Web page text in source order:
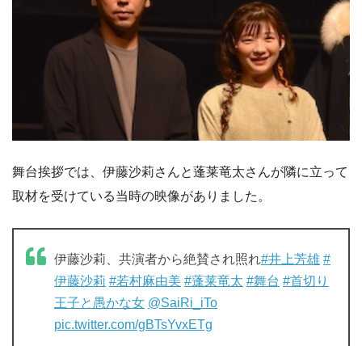
舞台挨拶では、伊藤沙莉さんと蓬莱竜太さんが隣に立って
取材を受けている当時の映像がありました。
伊藤沙莉、共演者から絶賛され照れ#井上芳雄 #
伊藤沙莉 #若村麻由美 #蓬莱竜太 #舞台 #首切り
王子と愚かな女 @SaiRi_iTo
pic.twitter.com/gBTsYvxETg